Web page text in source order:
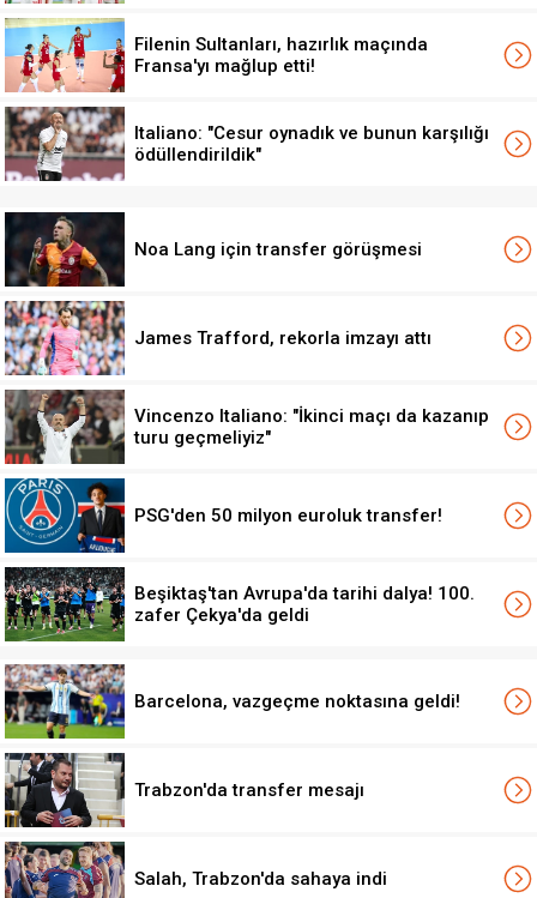
Filenin Sultanları, hazırlık maçında
Fransa'yı mağlup etti!
Italiano: "Cesur oynadık ve bunun karşılığı
ödüllendirildik"
Noa Lang için transfer görüşmesi
James Trafford, rekorla imzayı attı
Vincenzo Italiano: "İkinci maçı da kazanıp
turu geçmeliyiz"
PSG'den 50 milyon euroluk transfer!
Beşiktaş'tan Avrupa'da tarihi dalya! 100.
zafer Çekya'da geldi
Barcelona, vazgeçme noktasına geldi!
Trabzon'da transfer mesajı
Salah, Trabzon'da sahaya indi